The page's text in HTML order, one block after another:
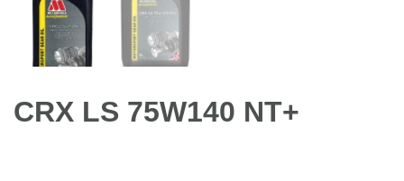
CRX LS 75W140 NT+